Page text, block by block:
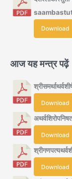
Download
आज यह मन्त्र पढ़ें
Download
Download
Download